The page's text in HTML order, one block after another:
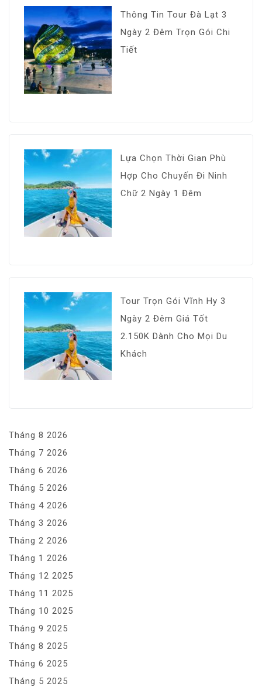
Thông Tin Tour Đà Lạt 3
Ngày 2 Đêm Trọn Gói Chi
Tiết
Lựa Chọn Thời Gian Phù
Hợp Cho Chuyến Đi Ninh
Chữ 2 Ngày 1 Đêm
Tour Trọn Gói Vĩnh Hy 3
Ngày 2 Đêm Giá Tốt
2.150K Dành Cho Mọi Du
Khách
Tháng 8 2026
Tháng 7 2026
Tháng 6 2026
Tháng 5 2026
Tháng 4 2026
Tháng 3 2026
Tháng 2 2026
Tháng 1 2026
Tháng 12 2025
Tháng 11 2025
Tháng 10 2025
Tháng 9 2025
Tháng 8 2025
Tháng 6 2025
Tháng 5 2025